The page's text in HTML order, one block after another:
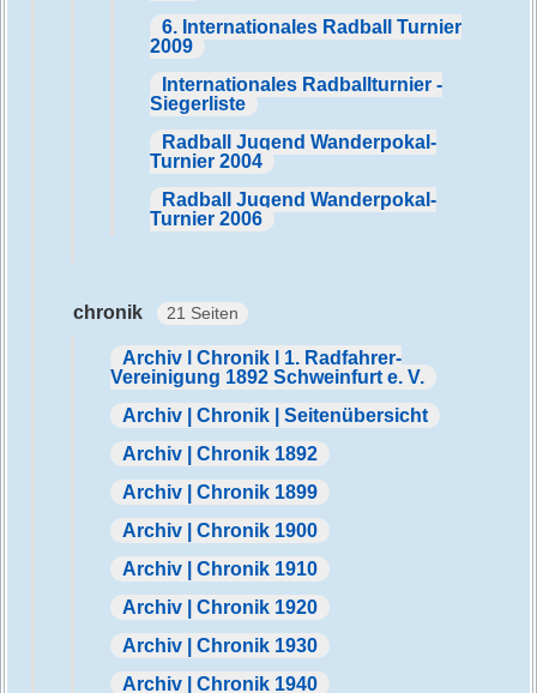
6. Internationales Radball Turnier
2009
Internationales Radballturnier -
Siegerliste
Radball Jugend Wanderpokal-
Turnier 2004
Radball Jugend Wanderpokal-
Turnier 2006
chronik 21 Seiten
Archiv | Chronik | 1. Radfahrer-
Vereinigung 1892 Schweinfurt e. V.
Archiv | Chronik | Seitenübersicht
Archiv | Chronik 1892
Archiv | Chronik 1899
Archiv | Chronik 1900
Archiv | Chronik 1910
Archiv | Chronik 1920
Archiv | Chronik 1930
Archiv | Chronik 1940